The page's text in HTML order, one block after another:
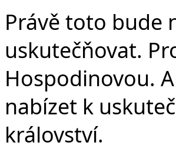
Právě toto bude
uskutečňovat.
Hospodinovou.
nabízet k
království.